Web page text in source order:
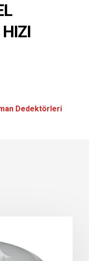
Dedektörleri